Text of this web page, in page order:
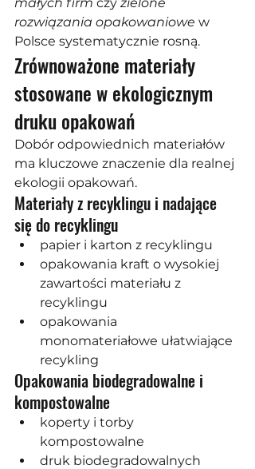
rozwiązania opakowaniowe w
Polsce systematycznie rosną.
Zrównoważone materiały
stosowane w ekologicznym
druku opakowań
Dobór odpowiednich materiałów
ma kluczowe znaczenie dla realnej
ekologii opakowań.
Materiały z recyklingu i nadające
się do recyklingu
papier i karton z recyklingu
opakowania kraft o wysokiej
zawartości materiału z
recyklingu
opakowania
monomateriałowe ułatwiające
recykling
Opakowania biodegradowalne i
kompostowalne
koperty i torby
kompostowalne
druk biodegradowalnych